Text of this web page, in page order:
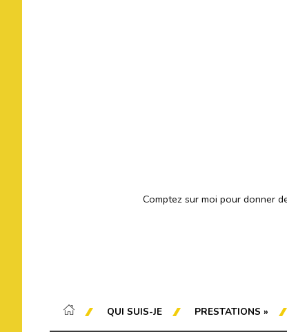
Comptez sur moi pour donner
QUI SUIS-JE PRESTATIONS »